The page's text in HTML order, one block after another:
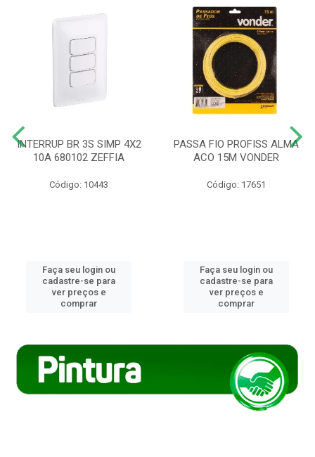
INTERRUP BR 3S SIMP 4X2
10A 680102 ZEFFIA
Código: 10443
Faça seu login ou
cadastre-se para
ver preços e
comprar
PASSA FIO PROFISS ALMA
ACO 15M VONDER
Código: 17651
Faça seu login ou
cadastre-se para
ver preços e
comprar